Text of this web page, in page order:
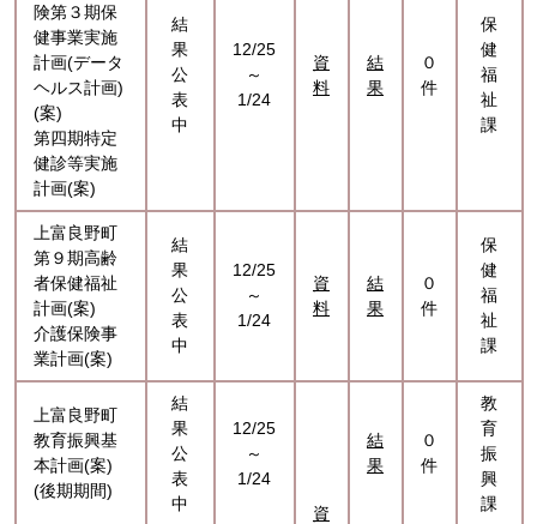
険第３期保
健事業実施
計画(データ
ヘルス計画)
(案)
第四期特定
健診等実施
計画(案)
結
果
公
表
中
12/25
～
1/24
資
料
結
果
０
件
保
健
福
祉
課
上富良野町
第９期高齢
者保健福祉
計画(案)
介護保険事
業計画(案)
結
果
公
表
中
12/25
～
1/24
資
料
結
果
０
件
保
健
福
祉
課
上富良野町
教育振興基
本計画(案)
(後期期間)
結
果
公
表
中
12/25
～
1/24
資
結
果
０
件
教
育
振
興
課